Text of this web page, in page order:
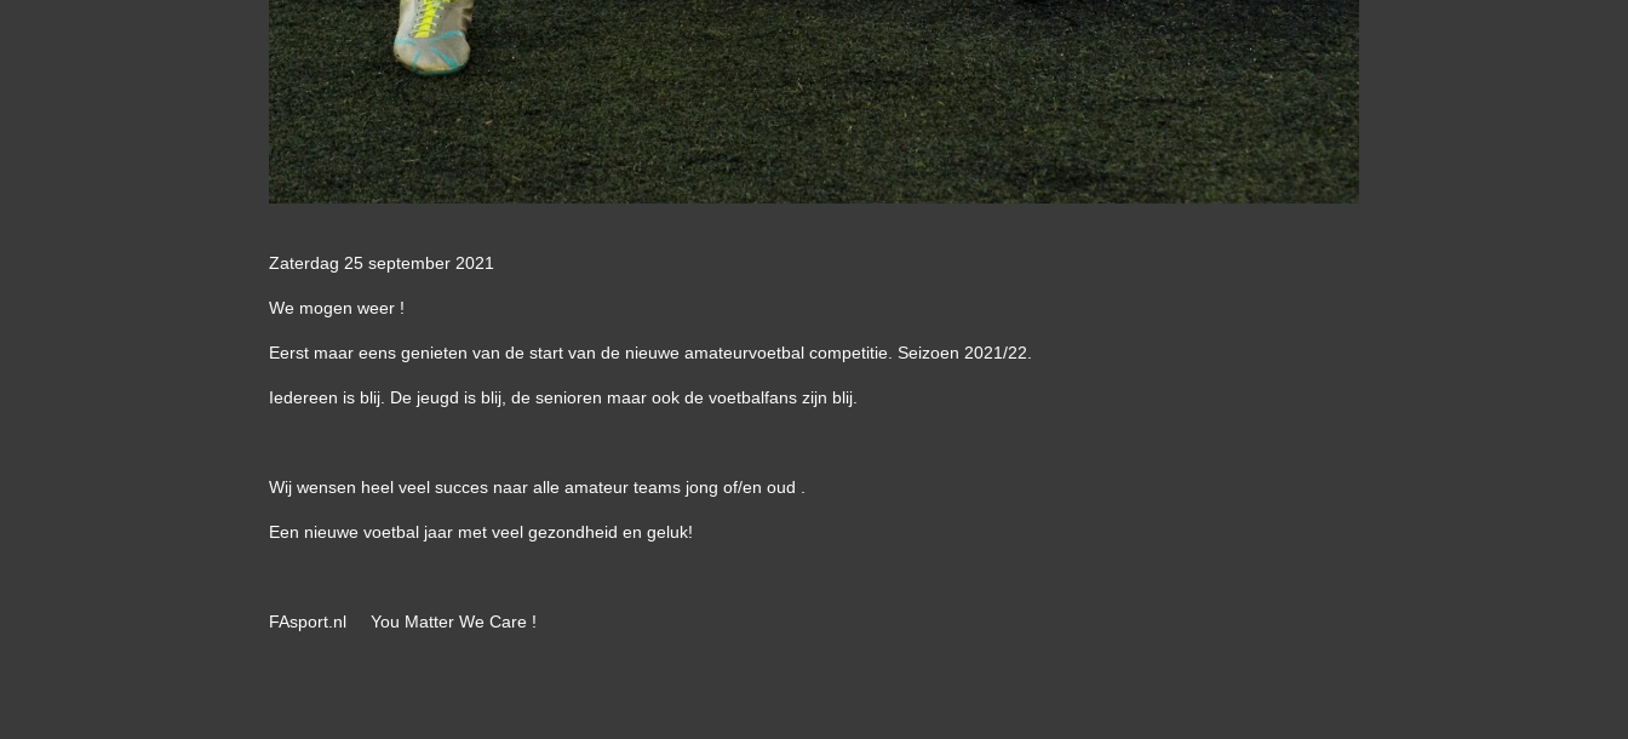
Zaterdag 25 september 2021
We mogen weer !
Eerst maar eens genieten van de start van de nieuwe amateurvoetbal competitie. Seizoen 2021/22.
Iedereen is blij. De jeugd is blij, de senioren maar ook de voetbalfans zijn blij.
Wij wensen heel veel succes naar alle amateur teams jong of/en oud .
Een nieuwe voetbal jaar met veel gezondheid en geluk!
FAsport.nl You Matter We Care !